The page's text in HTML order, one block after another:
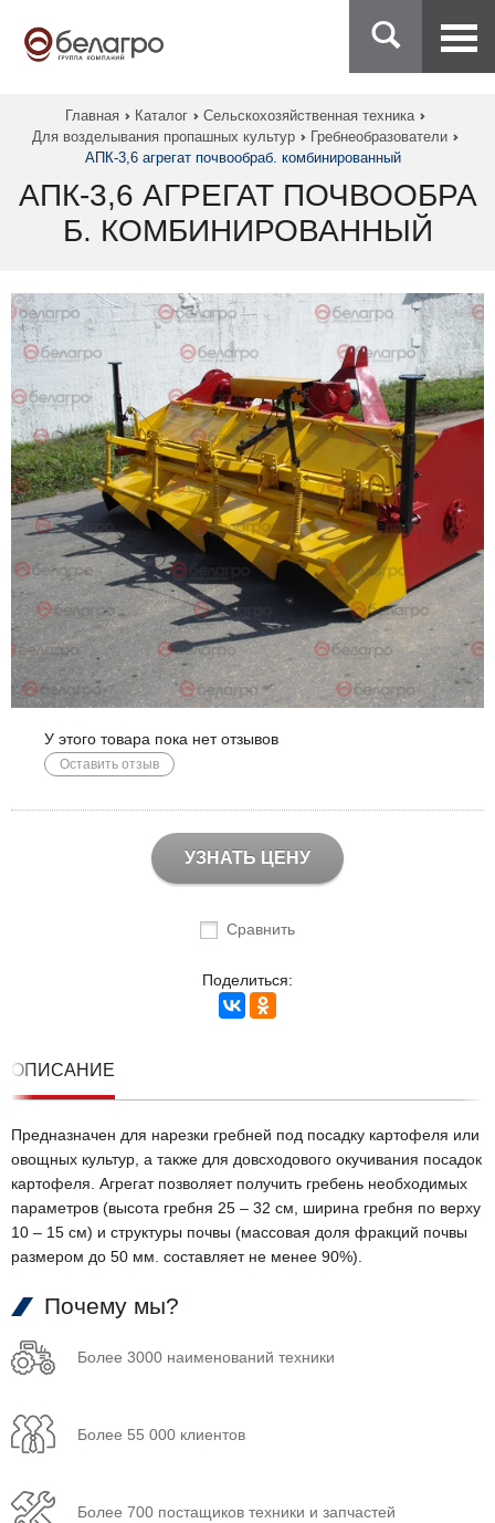
Главная Каталог
Сельскохозяйственная техника
Для возделывания пропашных культур
Гребнеобразователи
АПК-3,6 агрегат почвообраб. комбинированный
АПК-3,6 АГРЕГАТ ПОЧВООБРА
Б. КОМБИНИРОВАННЫЙ
У этого товара пока нет отзывов
Оставить отзыв
УЗНАТЬ ЦЕНУ
Сравнить
Поделиться:
ОПИСАНИЕ
Предназначен для нарезки гребней под посадку картофеля или
овощных культур, а также для довсходового окучивания посадок
картофеля. Агрегат позволяет получить гребень необходимых
параметров (высота гребня 25 – 32 см, ширина гребня по верху
10 – 15 см) и структуры почвы (массовая доля фракций почвы
размером до 50 мм. составляет не менее 90%).
Почему мы?
Более 3000 наименований техники
Более 55 000 клиентов
Более 700 постащиков техники и запчастей